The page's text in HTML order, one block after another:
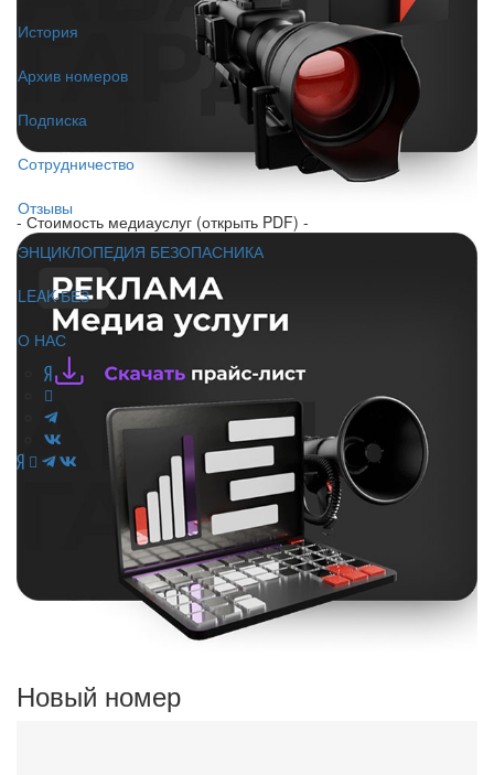
История
Архив номеров
Подписка
Сотрудничество
Отзывы
ЭНЦИКЛОПЕДИЯ БЕЗОПАСНИКА
LEAK-БЕЗ
О НАС
- Стоимость медиауслуг (открыть PDF) -
Новый номер